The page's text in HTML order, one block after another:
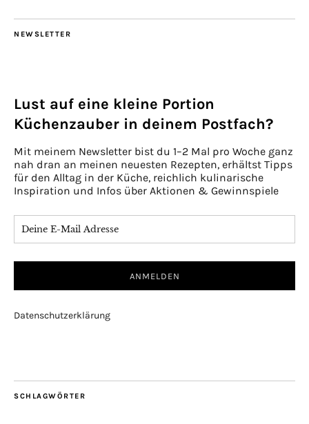
NEWSLETTER
Lust auf eine kleine Portion
Küchenzauber in deinem Postfach?
Mit meinem Newsletter bist du 1–2 Mal pro Woche ganz
nah dran an meinen neuesten Rezepten, erhältst Tipps
für den Alltag in der Küche, reichlich kulinarische
Inspiration und Infos über Aktionen & Gewinnspiele
Datenschutzerklärung
SCHLAGWÖRTER